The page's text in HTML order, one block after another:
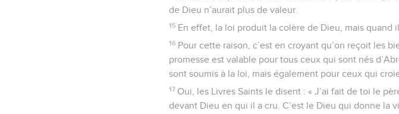
de Dieu n’aurait plus de valeur.
15 En effet, la loi produit la colère de Dieu, mais quand
16 Pour cette raison, c’est en croyant qu’on reçoit les
promesse est valable pour tous ceux qui sont nés
sont soumis à la loi, mais également pour ceux qui
17 Oui, les Livres Saints le disent : « J’ai fait de toi le
devant Dieu en qui il a cru. C’est le Dieu qui donne la